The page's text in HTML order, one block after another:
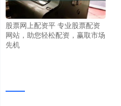
股票网上配资平 专业股票配资
网站，助您轻松配资，赢取市场
先机